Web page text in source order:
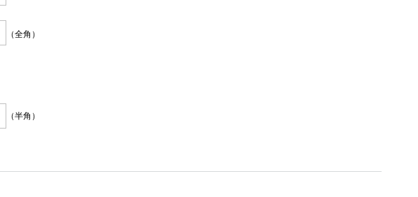
（全角）
（半角）